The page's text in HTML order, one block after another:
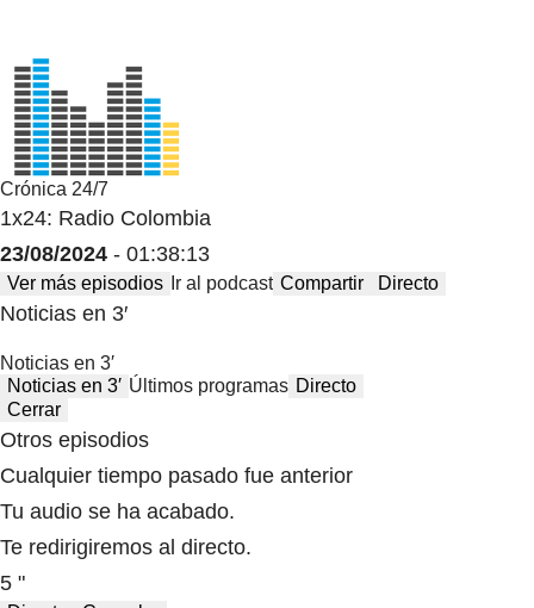
Crónica 24/7
1x24: Radio Colombia
23/08/2024 - 01:38:13
Ver más episodios Ir al podcast Compartir Directo
Noticias en 3′
Noticias en 3′
Noticias en 3′ Últimos programas Directo
Cerrar
Otros episodios
Cualquier tiempo pasado fue anterior
Tu audio se ha acabado.
Te redirigiremos al directo.
5 "